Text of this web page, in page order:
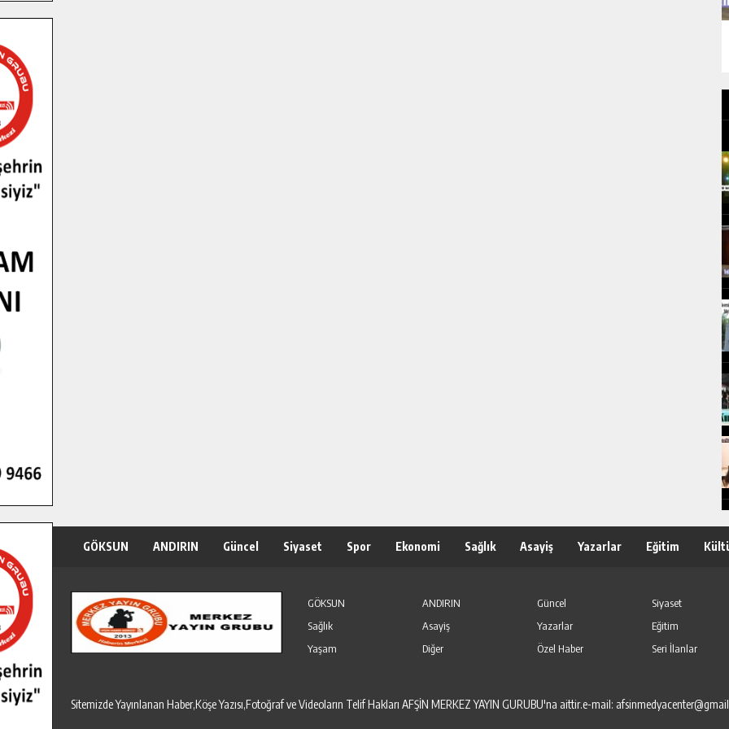
GÖKSUN ANDIRIN Güncel Siyaset Spor Ekonomi Sağlık Asayiş Yazarlar Eğitim
GÖKSUN ANDIRIN Güncel Siyaset
Sağlık
Asayiş Yazarlar Eğitim
Yaşam
Diğer Özel Haber Seri İlanlar
Sitemizde Yayınlanan Haber,Köşe Yazısı,Fotoğraf ve Videoların Telif Hakları AFŞİN MERKEZ YAYIN GURUBU'na aittir.e-mail: